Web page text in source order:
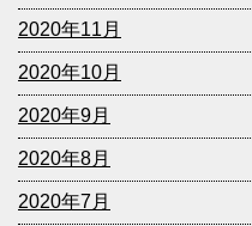
2020年11月
2020年10月
2020年9月
2020年8月
2020年7月